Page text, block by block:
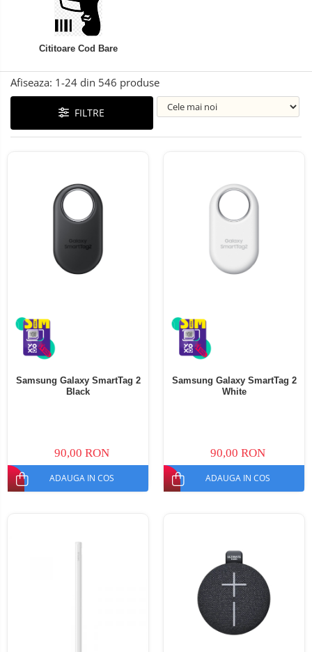
Telefoane mobile ALTE BRANDURI
Cititoare Cod Bare
Afiseaza: 1-24 din 546 produse
FILTRE
Samsung Galaxy SmartTag 2
Black
90,00 RON
ADAUGA IN COS
Samsung Galaxy SmartTag 2
White
90,00 RON
ADAUGA IN COS